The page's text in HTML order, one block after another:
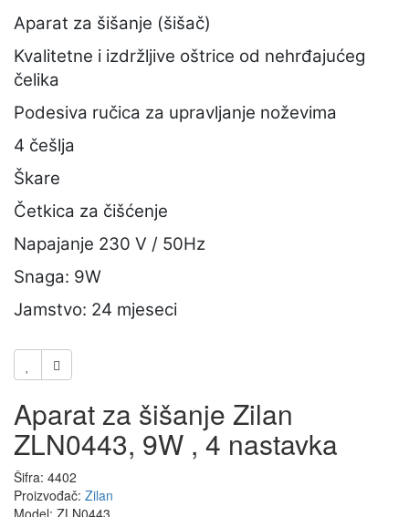
Aparat za šišanje (šišač)
Kvalitetne i izdržljive oštrice od nehrđajućeg
čelika
Podesiva ručica za upravljanje noževima
4 češlja
Škare
Četkica za čišćenje
Napajanje 230 V / 50Hz
Snaga: 9W
Jamstvo: 24 mjeseci
Aparat za šišanje Zilan
ZLN0443, 9W , 4 nastavka
Šifra: 4402
Proizvođač: Zilan